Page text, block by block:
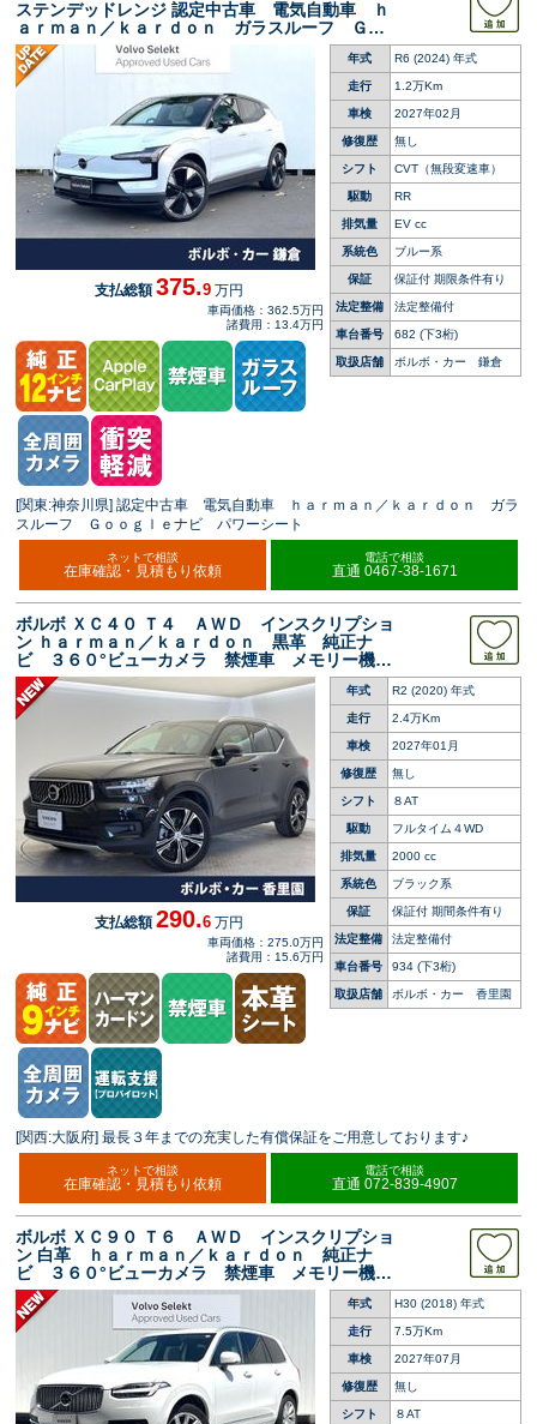
ステンデッドレンジ 認定中古車 電気自動車 ｈ
ａｒｍａｎ／ｋａｒｄｏｎ ガラスルーフ Ｇｏ
ｏｇｌｅナビ パワーシート シートヒーター
パイロットアシスト レーダークルーズ 衝突被
害軽減ブレーキ ステアリングヒータ―
年式 R6 (2024) 年式
走行 1.2万Km
車検 2027年02月
修復歴 無し
シフト CVT（無段変速車）
駆動 RR
排気量 EV cc
系統色 ブルー系
保証 保証付 期限条件有り
法定整備 法定整備付
車台番号 682 (下3桁)
取扱店舗 ボルボ・カー 鎌倉
支払総額375.9 万円
車両価格：362.5万円
諸費用：13.4万円
[関東:神奈川県] 認定中古車 電気自動車 ｈａｒｍａｎ／ｋａｒｄｏｎ ガラ
スルーフ Ｇｏｏｇｌｅナビ パワーシート
ネットで相談
在庫確認・見積もり依頼
電話で相談
直通 0467-38-1671
ボルボ ＸＣ４０ Ｔ４ ＡＷＤ インスクリプショ
ン ｈａｒｍａｎ／ｋａｒｄｏｎ 黒革 純正ナ
ビ ３６０°ビューカメラ 禁煙車 メモリー機能
付きパワーシート シートヒーター Ｂｌｕｅｔ
ｏｏｔｈ パワーテールゲート ＥＴＣ 純正１
９インチアルミホイール
年式 R2 (2020) 年式
走行 2.4万Km
車検 2027年01月
修復歴 無し
シフト ８AT
駆動 フルタイム４WD
排気量 2000 cc
系統色 ブラック系
保証 保証付 期間条件有り
法定整備 法定整備付
車台番号 934 (下3桁)
取扱店舗 ボルボ・カー 香里園
支払総額290.6 万円
車両価格：275.0万円
諸費用：15.6万円
[関西:大阪府] 最長３年までの充実した有償保証をご用意しております♪
ネットで相談
在庫確認・見積もり依頼
電話で相談
直通 072-839-4907
ボルボ ＸＣ９０ Ｔ６ ＡＷＤ インスクリプショ
ン 白革 ｈａｒｍａｎ／ｋａｒｄｏｎ 純正ナ
ビ ３６０°ビューカメラ 禁煙車 メモリー機能
付きパワーシート シートヒーター Ｂｌｕｅｔ
ｏｏｔｈ パワーテールゲート ルーフレール
ＥＴＣ ＢＬＩＳ
年式 H30 (2018) 年式
走行 7.5万Km
車検 2027年07月
修復歴 無し
シフト ８AT